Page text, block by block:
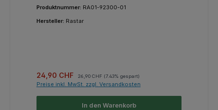
Produktnummer: RA01-92300-01
Hersteller: Rastar
Verkaufspreis:
24,90 CHF 26,90 CHF (7.43% gespart)
Preise inkl. MwSt. zzgl. Versandkosten
In den Warenkorb